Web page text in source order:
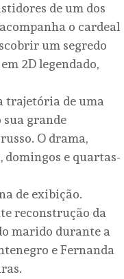
de um dos
o cardeal
um segredo
2D legendado,
trajetória de uma
grande
O drama,
domingos e quartas-
de exibição.
reconstrução da
marido durante a
e Fernanda